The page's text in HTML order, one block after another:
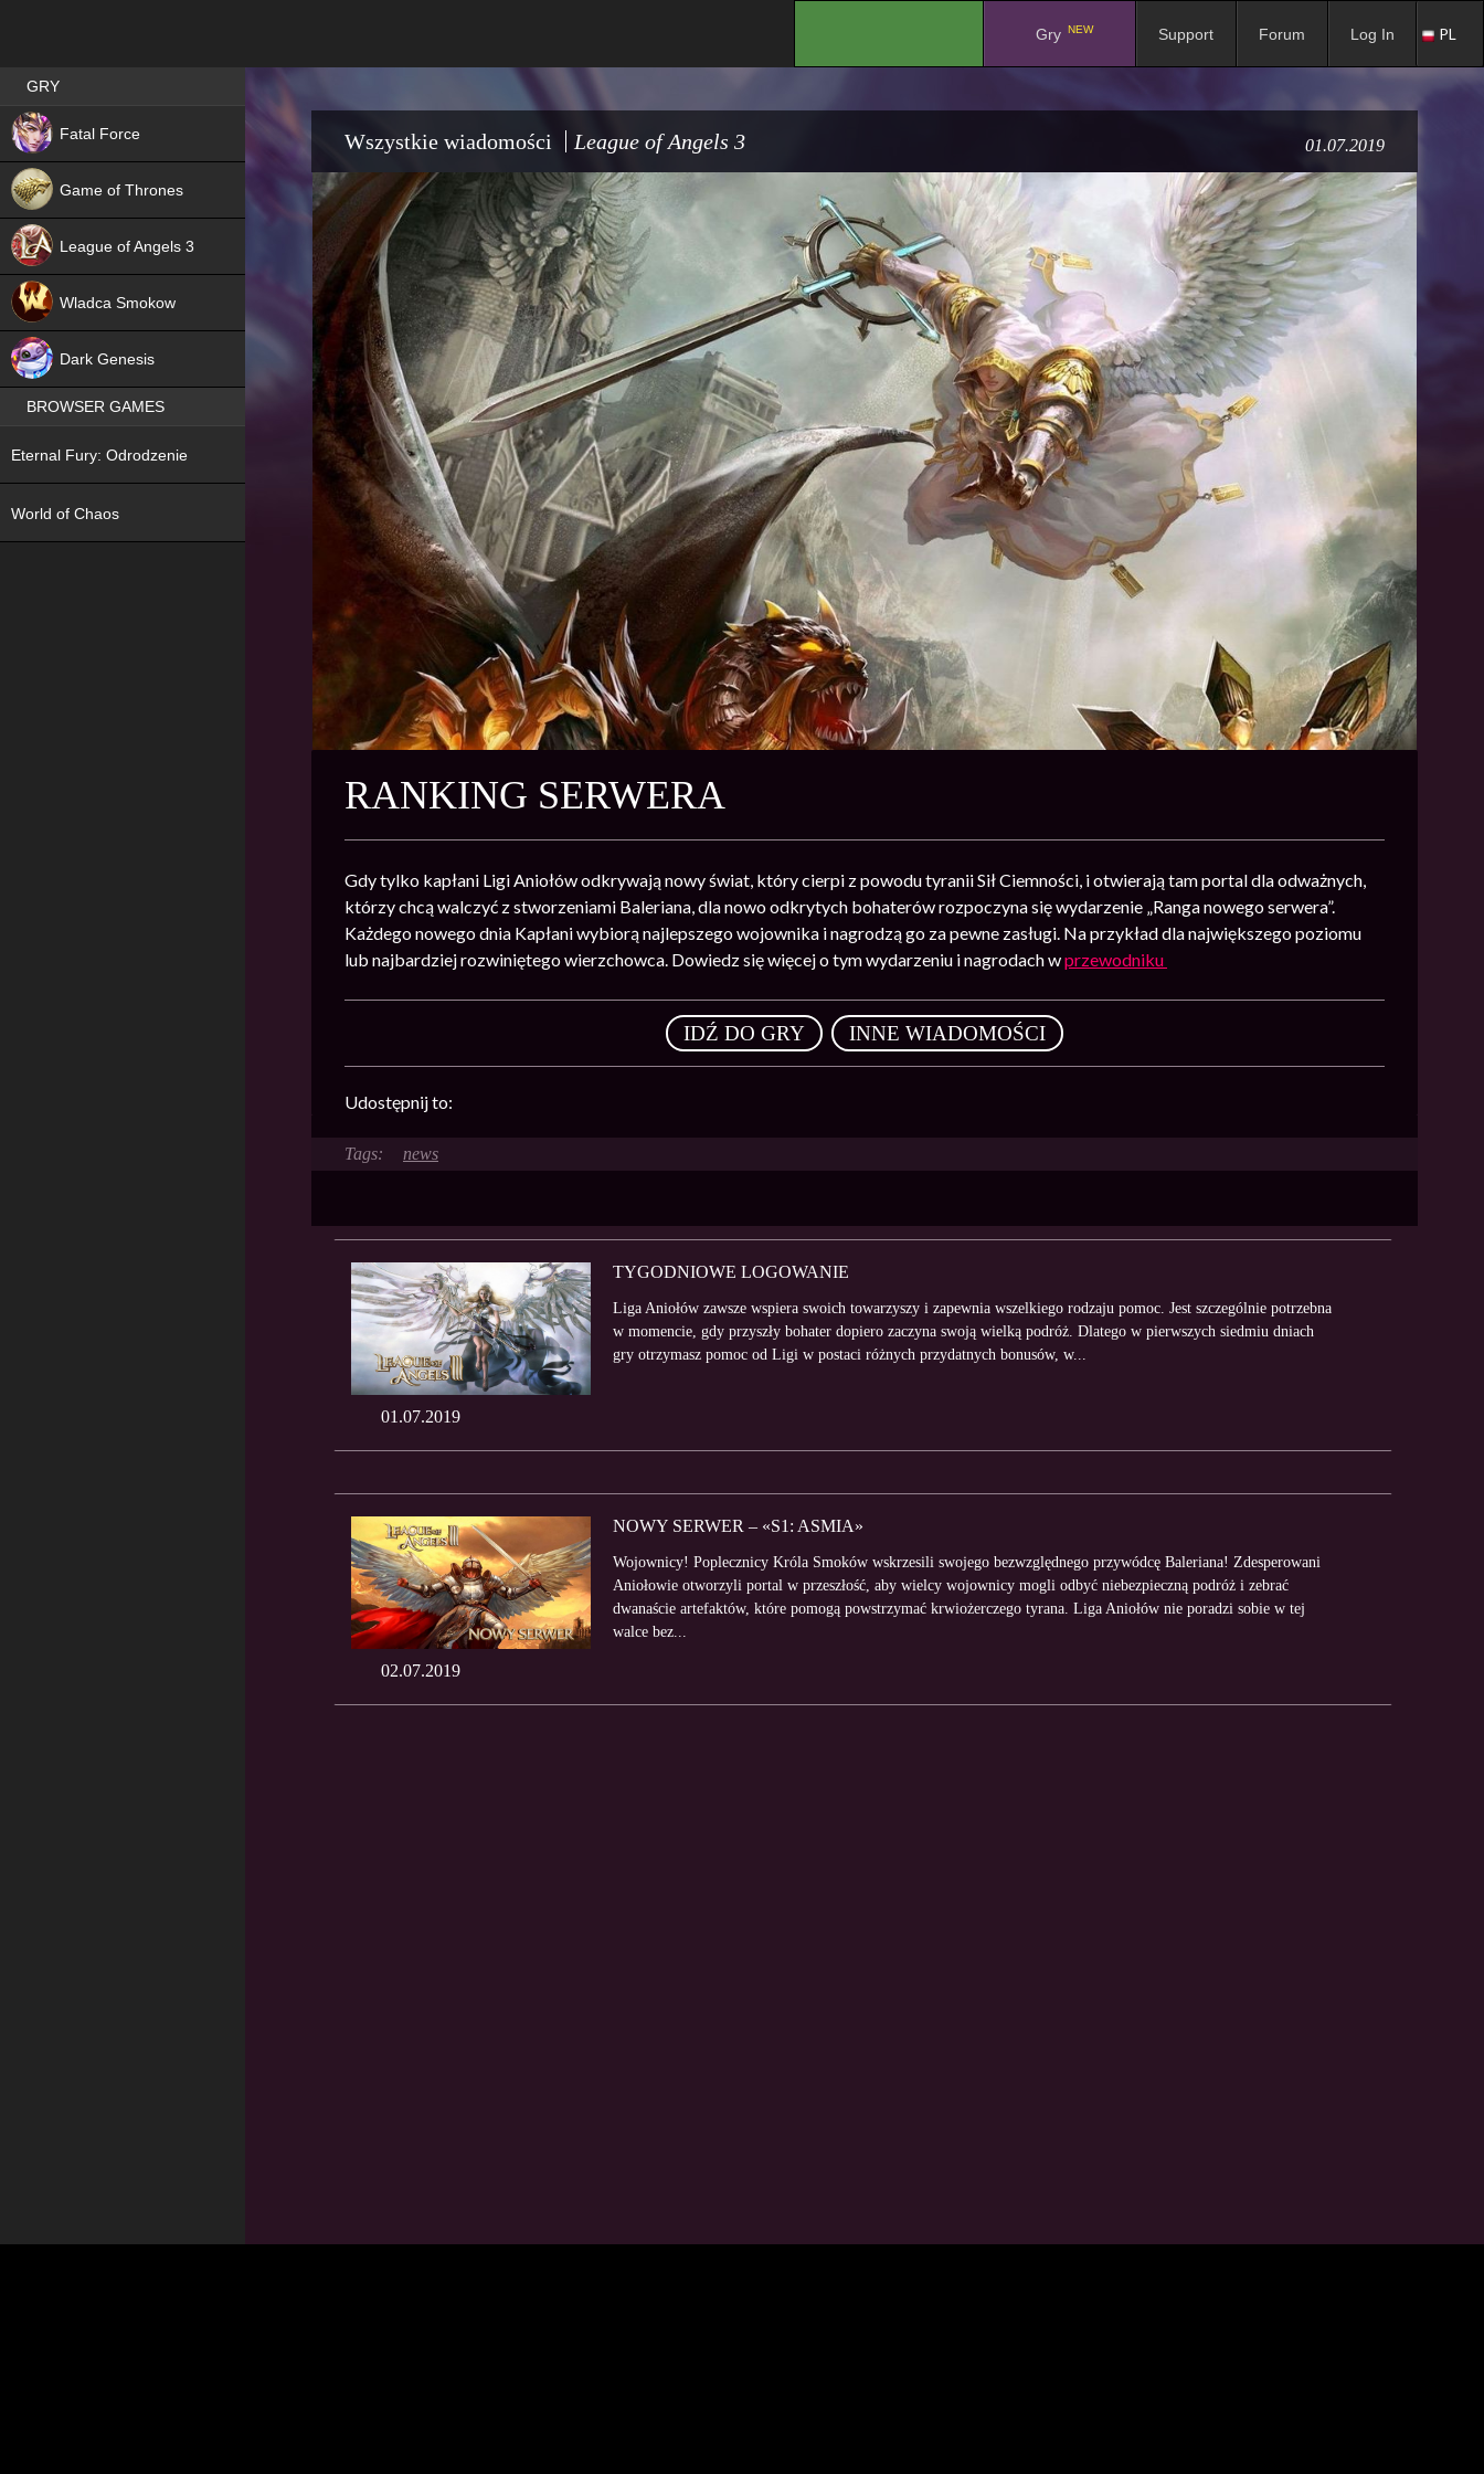
Gry NEW Support Forum Log In PL
Wszystkie wiadomości League of Angels 3 01.07.2019
RANKING SERWERA
Gdy tylko kapłani Ligi Aniołów odkrywają nowy świat, który cierpi z powodu tyranii Sił Ciemności, i otwierają tam portal dla odważnych,
którzy chcą walczyć z stworzeniami Baleriana, dla nowo odkrytych bohaterów rozpoczyna się wydarzenie „Ranga nowego serwera”.
Każdego nowego dnia Kapłani wybiorą najlepszego wojownika i nagrodzą go za pewne zasługi. Na przykład dla największego poziomu
lub najbardziej rozwiniętego wierzchowca. Dowiedz się więcej o tym wydarzeniu i nagrodach wprzewodniku
IDŹ DO GRY INNE WIADOMOŚCI
Udostępnij to:
news
01.07.2019
TYGODNIOWE LOGOWANIE
Liga Aniołów zawsze wspiera swoich towarzyszy i zapewnia wszelkiego rodzaju pomoc. Jest szczególnie potrzebna
w momencie, gdy przyszły bohater dopiero zaczyna swoją wielką podróż. Dlatego w pierwszych siedmiu dniach
gry otrzymasz pomoc od Ligi w postaci różnych przydatnych bonusów, w...
02.07.2019
NOWY SERWER – «S1: ASMIA»
Wojownicy! Poplecznicy Króla Smoków wskrzesili swojego bezwzględnego przywódcę Baleriana! Zdesperowani
Aniołowie otworzyli portal w przeszłość, aby wielcy wojownicy mogli odbyć niebezpieczną podróż i zebrać
dwanaście artefaktów, które pomogą powstrzymać krwiożerczego tyrana. Liga Aniołów nie poradzi sobie w tej
walce bez...
Best RPG games in Poland
GRY
Fatal Force
Game of Thrones
League of Angels 3
Wladca Smokow
Dark Genesis
BROWSER GAMES
Eternal Fury: Odrodzenie
World of Chaos